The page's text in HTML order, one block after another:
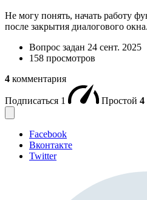
Не могу понять, начать работу
после закрытия диалогового окна.
Вопрос задан 24 сент. 2025
158 просмотров
4 комментария
Подписаться 1 Простой 4
Facebook
Вконтакте
Twitter